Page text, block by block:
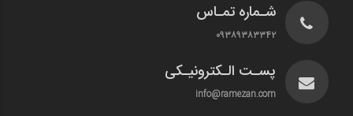
شـماره تمـاس
۰۹۳۸۹۳۸۳۳۴۲
پسـت الـکترونیـکی
info@ramezan.com